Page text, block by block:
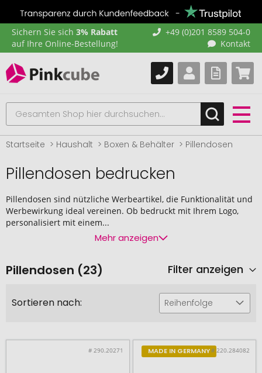
Sichern Sie sich 3% Rabatt
auf Ihre Online-Bestellung!
+49 (0)201 8589 504-0
Kontakt
Startseite Haushalt Boxen & Behälter Pillendosen
Pillendosen bedrucken
Pillendosen sind nützliche Werbeartikel, die Funktionalität und
Werbewirkung ideal vereinen. Ob bedruckt mit Ihrem Logo,
personalisiert mit einem...
Mehr anzeigen
Pillendosen (23) Filter anzeigen
Sortieren nach: Reihenfolge
# 290.20271 MADE IN GERMANY# 220.284082